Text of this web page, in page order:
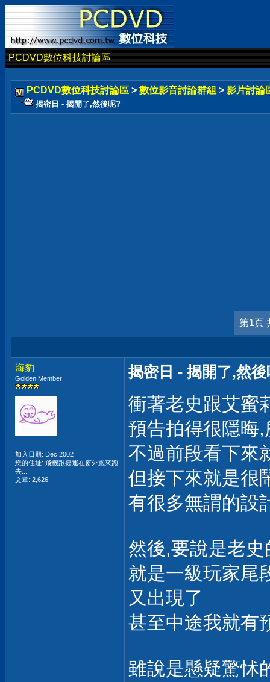
PCDVD數位科技討論區
PCDVD數位科技討論區 > 數位影音討論群組 > 影片討論
揭密日 - 揭開了,然後呢?
第1頁
海豹
Golden Member
加入日期: Dec 2002
您的住址: 飛機跟捷運在窗外跑來跑
去...
文章: 2,626
揭密日 - 揭開了,然
衝著老史跟艾蜜
預告拍得很隱晦
不過前段看下來
但接下來就是很
有很多無謂的設
然後,要說是老
就是一級玩家尾
又出現了
甚至中途我就有
雖說是懸疑驚怵